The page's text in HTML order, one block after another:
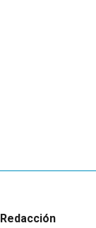
Redacción